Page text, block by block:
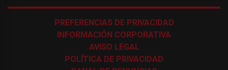
PREFERENCIAS DE PRIVACIDAD
INFORMACIÓN CORPORATIVA
AVISO LEGAL
POLÍTICA DE PRIVACIDAD